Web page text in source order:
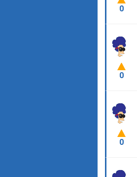
0
0
0